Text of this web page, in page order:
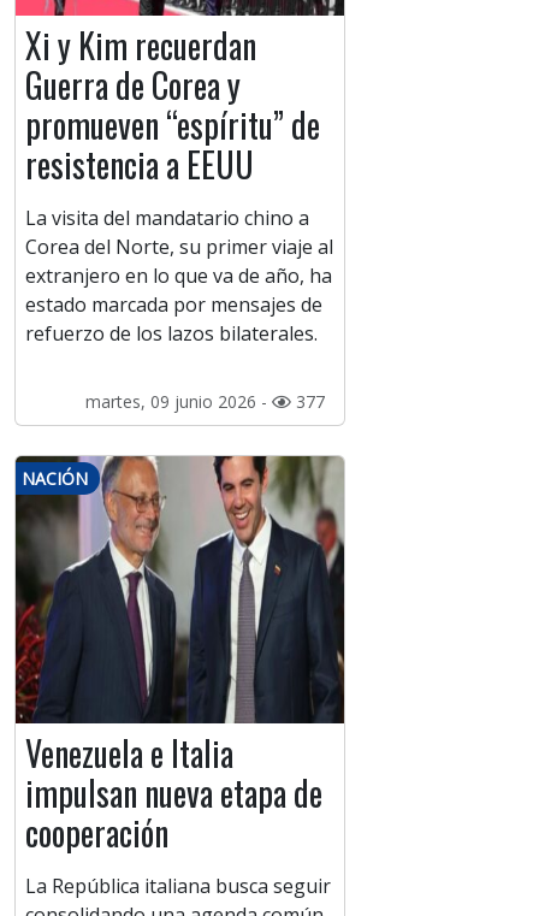
Xi y Kim recuerdan
Guerra de Corea y
promueven “espíritu” de
resistencia a EEUU
La visita del mandatario chino a
Corea del Norte, su primer viaje al
extranjero en lo que va de año, ha
estado marcada por mensajes de
refuerzo de los lazos bilaterales.
martes, 09 junio 2026 - 377
NACIÓN
Venezuela e Italia
impulsan nueva etapa de
cooperación
La República italiana busca seguir